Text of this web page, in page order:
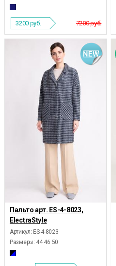
7200 руб.
3200 руб.
Пальто арт. ES-4-8023,
ElectraStyle
Артикул: ES-4-8023
Размеры: 44 46 50